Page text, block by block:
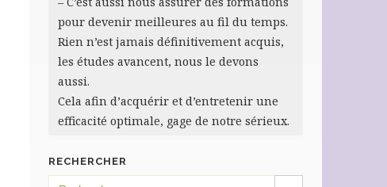
pour devenir meilleures au fil du temps.
Rien n’est jamais définitivement acquis,
les études avancent, nous le devons
aussi.
Cela afin d’acquérir et d’entretenir une
efficacité optimale, gage de notre sérieux.
RECHERCHER
Search SEARCH BUTTON